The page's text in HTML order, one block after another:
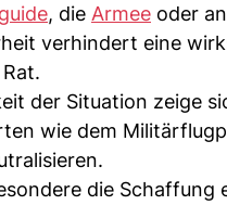
, die Armee oder
verhindert eine
der Situation zeige
wie dem
die